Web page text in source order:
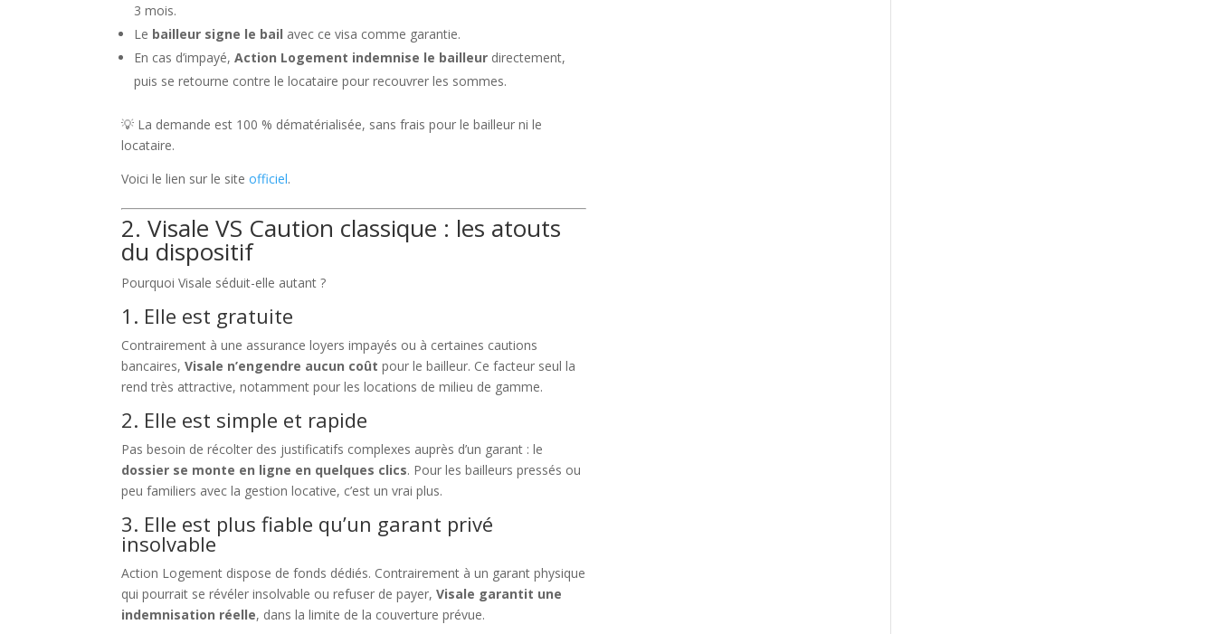
3 mois.
Le bailleur signe le bail avec ce visa comme garantie.
En cas d’impayé,Action Logement indemnise le bailleur directement,
puis se retourne contre le locataire pour recouvrer les sommes.
💡 La demande est 100 % dématérialisée, sans frais pour le bailleur ni le
locataire.
Voici le lien sur le siteofficiel.
2. Visale VS Caution classique : les atouts
du dispositif
Pourquoi Visale séduit-elle autant ?
1. Elle est gratuite
Contrairement à une assurance loyers impayés ou à certaines cautions
bancaires,Visale n’engendre aucun coût pour le bailleur. Ce facteur seul la
rend très attractive, notamment pour les locations de milieu de gamme.
2. Elle est simple et rapide
Pas besoin de récolter des justificatifs complexes auprès d’un garant : le
dossier se monte en ligne en quelques clics. Pour les bailleurs pressés ou
peu familiers avec la gestion locative, c’est un vrai plus.
3. Elle est plus fiable qu’un garant privé
insolvable
Action Logement dispose de fonds dédiés. Contrairement à un garant physique
qui pourrait se révéler insolvable ou refuser de payer,Visale garantit une
indemnisation réelle, dans la limite de la couverture prévue.